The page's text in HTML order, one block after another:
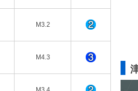
M3.2
M4.3